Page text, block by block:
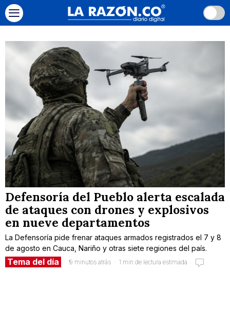
Defensoría del Pueblo alerta escalada
de ataques con drones y explosivos
en nueve departamentos
La Defensoría pide frenar ataques armados registrados el 7 y 8
de agosto en Cauca, Nariño y otras siete regiones del país.
Tema del día 9 minutos atrás 1 min de lectura estimada